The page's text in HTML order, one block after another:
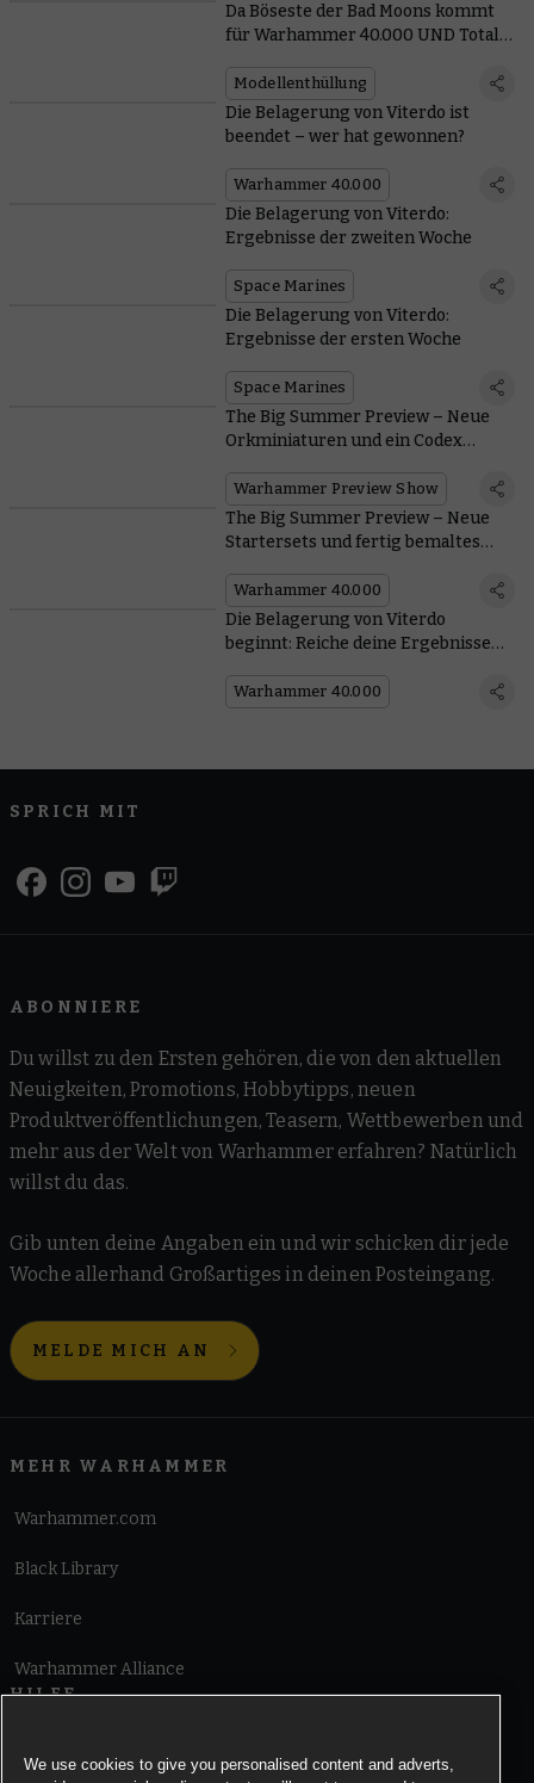
Da Böseste der Bad Moons kommt
für Warhammer 40.000 UND Total
Modellenthüllung
Die Belagerung von Viterdo ist
beendet – wer hat gewonnen?
Warhammer 40.000
Die Belagerung von Viterdo:
Ergebnisse der zweiten Woche
Space Marines
Die Belagerung von Viterdo:
Ergebnisse der ersten Woche
Space Marines
The Big Summer Preview – Neue
Orkminiaturen und ein Codex
Warhammer Preview Show
The Big Summer Preview – Neue
Startersets und fertig bemaltes
Warhammer 40.000
Die Belagerung von Viterdo
beginnt: Reiche deine Ergebnisse
Warhammer 40.000
SPRICH MIT
ABONNIERE
Du willst zu den Ersten gehören, die von den aktuellen
Neuigkeiten, Promotions, Hobbytipps, neuen
Produktveröffentlichungen, Teasern, Wettbewerben und
mehr aus der Welt von Warhammer erfahren? Natürlich
willst du das.
Gib unten deine Angaben ein und wir schicken dir jede
Woche allerhand Großartiges in deinen Posteingang.
MELDE MICH AN
MEHR WARHAMMER
Warhammer.com
Black Library
Karriere
Warhammer Alliance
HILFE
We use cookies to give you personalised content and adverts,